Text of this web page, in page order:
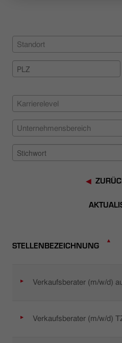
NACHHALTIGKEIT
HÄNDLERSUCHE
Standort
Karrierelevel
Unternehmensbereich
STELLENBEZEICHNUNG
Verkaufsberater (m/w/d)
Verkaufsberater (m/w/d)